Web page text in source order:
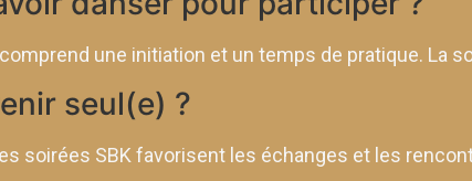
une initiation et un temps de pratique. La
seul(e) ?
soirées SBK favorisent les échanges et les